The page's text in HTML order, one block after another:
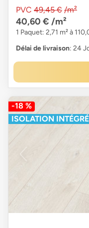
PVC 49,45 € /m²
40,60 € /m²
1 Paquet: 2,71 m² à
Délai de livraison: 24
-18 %
ISOLATION